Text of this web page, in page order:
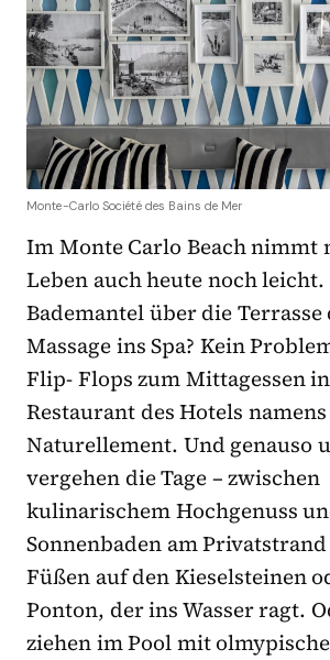
Monte-Carlo Société des Bains de Mer
Im Monte Carlo Beach nimmt
Leben auch heute noch
Bademantel über die Terrasse
Massage ins Spa? Kein
Flip- Flops zum Mittagessen
Restaurant des Hotels namens
Naturellement. Und genauso
vergehen die Tage – zwischen
kulinarischem Hochgenuss
Sonnenbaden am
Füßen auf den Kieselsteinen
Ponton, der ins Wasser ragt.
ziehen im Pool mit